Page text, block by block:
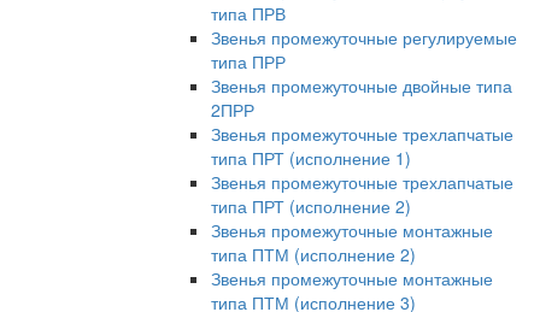
типа ПРВ
Звенья промежуточные регулируемые
типа ПРР
Звенья промежуточные двойные типа
2ПРР
Звенья промежуточные трехлапчатые
типа ПРТ (исполнение 1)
Звенья промежуточные трехлапчатые
типа ПРТ (исполнение 2)
Звенья промежуточные монтажные
типа ПТМ (исполнение 2)
Звенья промежуточные монтажные
типа ПТМ (исполнение 3)